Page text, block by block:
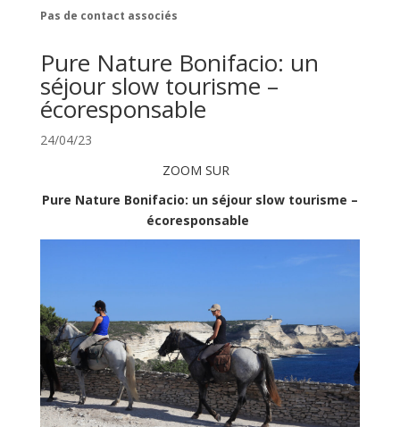
Pas de contact associés
Pure Nature Bonifacio: un
séjour slow tourisme –
écoresponsable
24/04/23
ZOOM SUR
Pure Nature Bonifacio: un séjour slow tourisme –
écoresponsable